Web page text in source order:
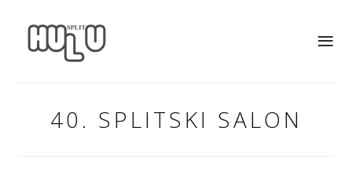
40. SPLITSKI SALON